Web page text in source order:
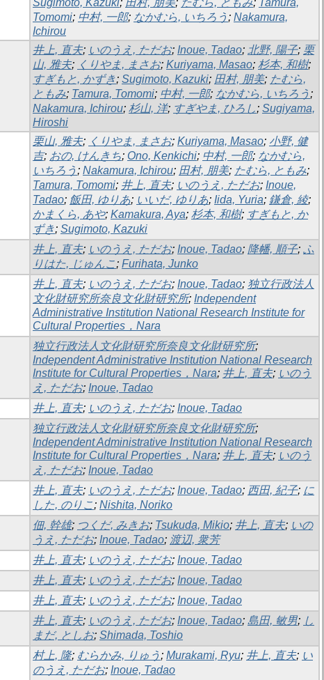
Sugimoto, Kazuki; 田村, 朋美; たむら, ともみ; Tamura,
Tomomi; 中村, 一郎; なかむら, いちろう ; Nakamura,
Ichirou
井上, 直夫; いのうえ, ただお; Inoue, Tadao; 北野, 陽子; 栗
山, 雅夫; くりやま, まさお; Kuriyama, Masao; 杉本, 和樹;
すぎもと, かずき; Sugimoto, Kazuki; 田村, 朋美; たむら,
ともみ; Tamura, Tomomi; 中村, 一郎; なかむら, いちろう ;
Nakamura, Ichirou; 杉山, 洋; すぎやま, ひろし; Sugiyama,
Hiroshi
栗山, 雅夫; くりやま, まさお; Kuriyama, Masao; 小野, 健
吉; おの, けんきち; Ono, Kenkichi; 中村, 一郎; なかむら,
いちろう ; Nakamura, Ichirou; 田村, 朋美; たむら, ともみ;
Tamura, Tomomi; 井上, 直夫; いのうえ, ただお; Inoue,
Tadao; 飯田, ゆりあ; いいだ, ゆりあ; Iida, Yuria; 鎌倉, 綾;
かまくら, あや; Kamakura, Aya; 杉本, 和樹; すぎもと, か
ずき; Sugimoto, Kazuki
井上, 直夫; いのうえ, ただお; Inoue, Tadao; 降幡, 順子; ふ
りはた, じゅんこ; Furihata, Junko
井上, 直夫; いのうえ, ただお; Inoue, Tadao; 独立行政法人
文化財研究所奈良文化財研究所; Independent
Administrative Institution National Research Institute for
Cultural Properties，Nara
独立行政法人文化財研究所奈良文化財研究所;
Independent Administrative Institution National Research
Institute for Cultural Properties，Nara; 井上, 直夫; いのう
え, ただお; Inoue, Tadao
井上, 直夫; いのうえ, ただお; Inoue, Tadao
独立行政法人文化財研究所奈良文化財研究所;
Independent Administrative Institution National Research
Institute for Cultural Properties，Nara; 井上, 直夫; いのう
え, ただお; Inoue, Tadao
井上, 直夫; いのうえ, ただお; Inoue, Tadao; 西田, 紀子; に
した, のりこ; Nishita, Noriko
佃, 幹雄; つくだ, みきお; Tsukuda, Mikio; 井上, 直夫; いの
うえ, ただお; Inoue, Tadao; 渡辺, 衆芳
井上, 直夫; いのうえ, ただお; Inoue, Tadao
井上, 直夫; いのうえ, ただお; Inoue, Tadao
井上, 直夫; いのうえ, ただお; Inoue, Tadao
井上, 直夫; いのうえ, ただお; Inoue, Tadao; 島田, 敏男; し
まだ, としお; Shimada, Toshio
村上, 隆; むらかみ, りゅう ; Murakami, Ryu; 井上, 直夫; い
のうえ, ただお; Inoue, Tadao